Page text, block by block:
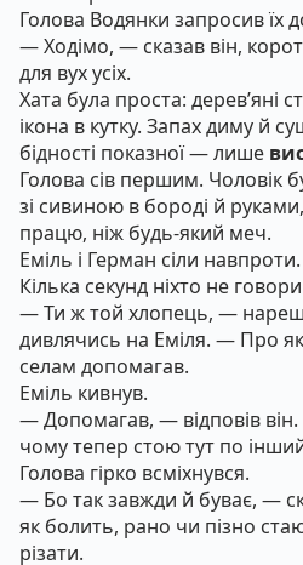
Голова Водянки запросив їх
— Ходімо, — сказав він,
для вух усіх.
Хата була проста: дерев’яні
ікона в кутку. Запах диму й
бідності показної — лише
Голова сів першим. Чоловік
зі сивиною в бороді й
працю, ніж будь-який меч.
Еміль і Герман сіли навпроти.
Кілька секунд ніхто не
— Ти ж той хлопець, —
дивлячись на Еміля. — Про
селам допомагав.
Еміль кивнув.
— Допомагав, — відповів він.
чому тепер стою тут по інший
Голова гірко всміхнувся.
— Бо так завжди й буває, —
як болить, рано чи пізно
різати.